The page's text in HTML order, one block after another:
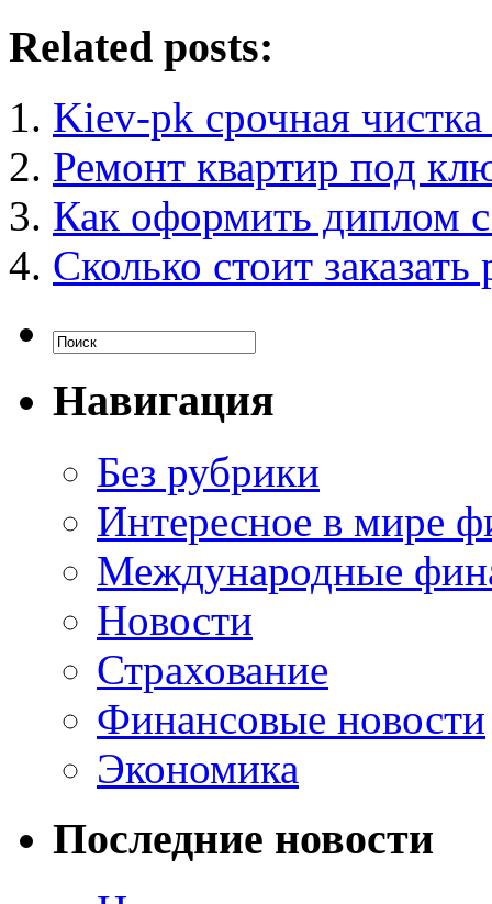
Related posts:
Kiev-pk срочная
Ремонт квартир под
Как оформить диплом
Сколько стоит
Навигация
Без рубрики
Интересное в мире
Международные
Новости
Страхование
Финансовые новости
Экономика
Последние новости